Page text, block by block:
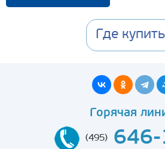
Где
Горячая
(495)